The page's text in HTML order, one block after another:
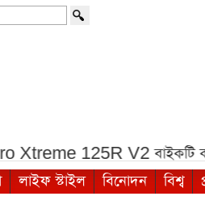
V2 বাইকটি কবে আসবে
লাইফ স্টাইল বিনোদন বিশ্ব